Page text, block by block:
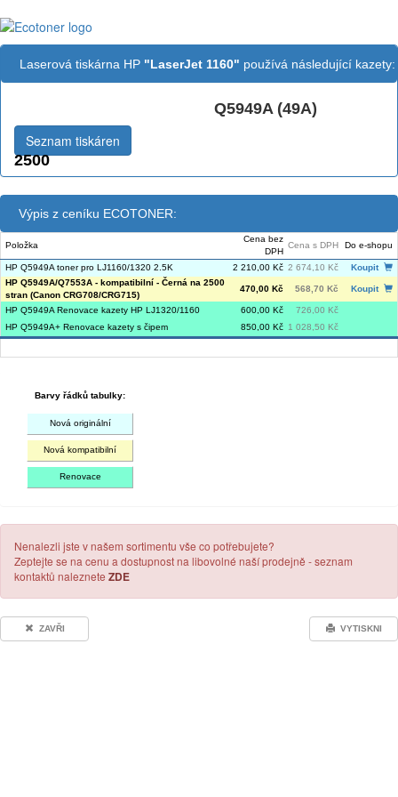
Laserová tiskárna HP "LaserJet 1160" používá následující kazety:
Q5949A (49A)
2500
Seznam tiskáren
Výpis z ceníku ECOTONER:
Položka
Cena bez
DPH
Cena s DPH Do e-shopu
HP Q5949A toner pro LJ1160/1320 2.5K 2 210,00 Kč 2 674,10 Kč
Koupit
HP Q5949A/Q7553A - kompatibilní - Černá na 2500
stran (Canon CRG708/CRG715)
470,00 Kč 568,70 Kč Koupit
HP Q5949A Renovace kazety HP LJ1320/1160 600,00 Kč
726,00 Kč
HP Q5949A+ Renovace kazety s čipem
850,00 Kč 1 028,50 Kč
Barvy řádků tabulky:
Nová originální
Nová kompatibilní
Renovace
Nenalezli jste v našem sortimentu vše co potřebujete?
Zeptejte se na cenu a dostupnost na libovolné naší prodejně - seznam
kontaktů naleznete ZDE
ZAVŘI VYTISKNI